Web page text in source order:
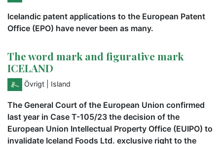
Icelandic patent applications to the European Patent
Office (EPO) have never been as many.
The word mark and figurative mark
ICELAND
Övrigt | Island
The General Court of the European Union confirmed
last year in Case T-105/23 the decision of the
European Union Intellectual Property Office (EUIPO) to
invalidate Iceland Foods Ltd. exclusive right to the